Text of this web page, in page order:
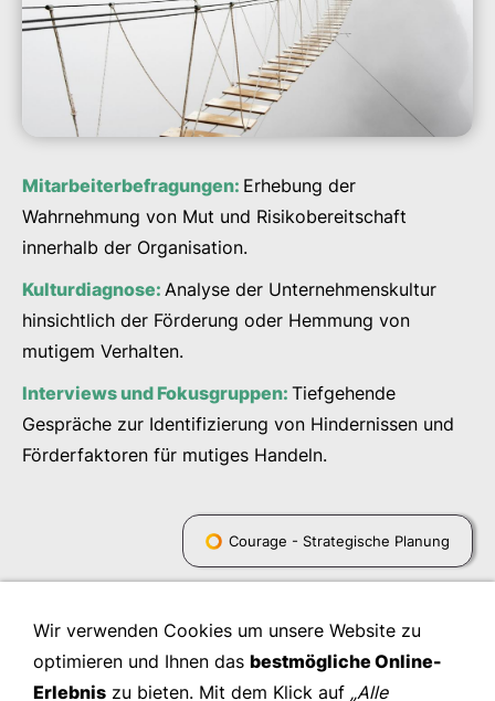
Mitarbeiterbefragungen: Erhebung der
Wahrnehmung von Mut und Risikobereitschaft
innerhalb der Organisation.
Kulturdiagnose: Analyse der Unternehmenskultur
hinsichtlich der Förderung oder Hemmung von
mutigem Verhalten.
Interviews und Fokusgruppen: Tiefgehende
Gespräche zur Identifizierung von Hindernissen und
Förderfaktoren für mutiges Handeln.
Courage - Strategische Planung
Wir verwenden Cookies um unsere Website zu
optimieren und Ihnen das bestmögliche Online-
Erlebnis zu bieten. Mit dem Klick auf „Alle